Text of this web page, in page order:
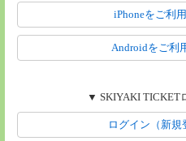
iPhoneをご利
Androidをご利
▼ SKIYAKI TICKET
ログイン（新